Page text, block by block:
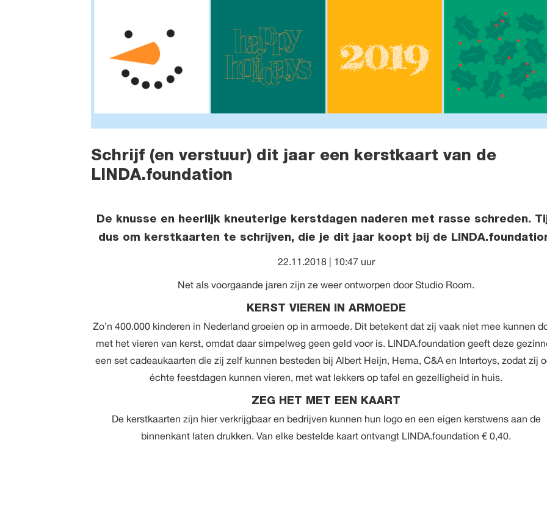
Schrijf (en verstuur) dit jaar een kerstkaart van de
LINDA.foundation
De knusse en heerlijk kneuterige kerstdagen naderen met rasse schreden.
dus om kerstkaarten te schrijven, die je dit jaar koopt bij de
22.11.2018 | 10:47 uur
Net als voorgaande jaren zijn ze weer ontworpen door Studio Room.
KERST VIEREN IN ARMOEDE
Zo’n 400.000 kinderen in Nederland groeien op in armoede. Dit betekent dat zij vaak niet mee kunnen
met het vieren van kerst, omdat daar simpelweg geen geld voor is. LINDA.foundation geeft deze
een set cadeaukaarten die zij zelf kunnen besteden bij Albert Heijn, Hema, C&A en Intertoys, zodat zij
échte feestdagen kunnen vieren, met wat lekkers op tafel en gezelligheid in huis.
ZEG HET MET EEN KAART
De kerstkaarten zijn hierverkrijgbaar en bedrijven kunnen hun logo en een eigen kerstwens aan de
binnenkant laten drukken. Van elke bestelde kaart ontvangt LINDA.foundation € 0,40.